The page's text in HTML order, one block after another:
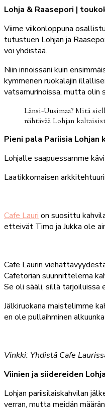
Lohja & Raasepori |
Viime viikonloppuna
tutustuen Lohjan ja
voi yhdistää.
Niin innoissani kuin
kymmenen ruokalajin
vatsamurinoissa, mutta olin
Länsi-Uusimaa? Mitä
nähtävää Lohjan
Pieni pala Pariisia Lohjan
Lohjalle saapuessamme
Laatikkomaisen
Cafe Lauri on suosittu
etteivät Timo ja Jukka ole
Cafe Laurin
Cafetorian suunnittelema
Se oli sääli, sillä tarjoiluissa
Jälkiruokana maistelimme
en ole pullaihminen
Vinkki: Yhdistä Cafe
Viinien ja siidereiden
Lohjan pariisilaiskahvilan
verran, mutta meidän